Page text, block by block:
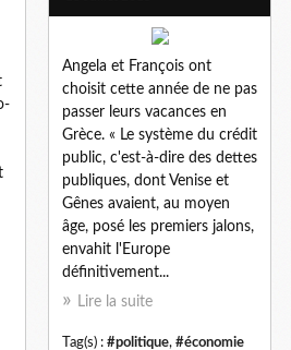
Angela et François ont
choisit cette année de ne pas
passer leurs vacances en
Grèce. « Le système du crédit
public, c'est-à-dire des dettes
publiques, dont Venise et
Gênes avaient, au moyen
âge, posé les premiers jalons,
envahit l'Europe
définitivement...
Lire la suite
Tag(s) : #politique, #économie